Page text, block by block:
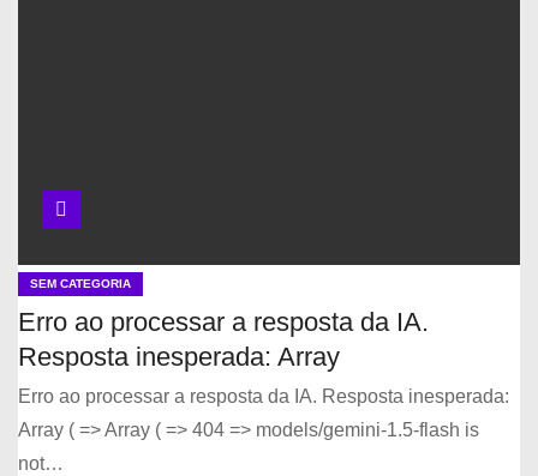
Bases de dados de pesquisa
científica
SEM CATEGORIA
Erro ao processar a resposta da IA.
Resposta inesperada: Array
Erro ao processar a resposta da IA. Resposta inesperada:
Array ( => Array ( => 404 => models/gemini-1.5-flash is
not…